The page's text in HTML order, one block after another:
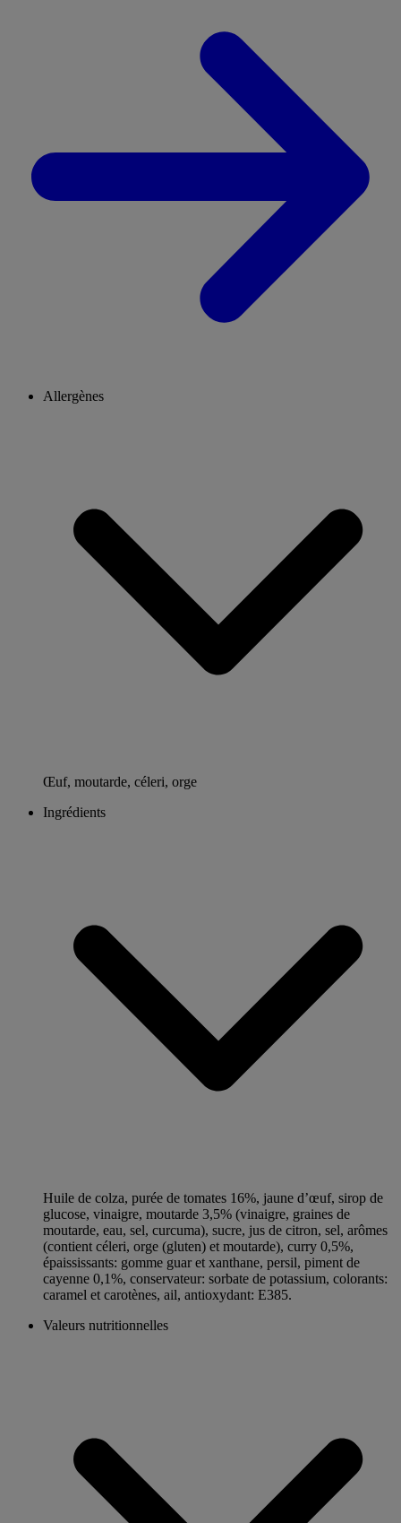
Allergènes
Œuf, moutarde, céleri, orge
Ingrédients
Huile de colza, purée de tomates 16%, jaune d’œuf, sirop de
glucose, vinaigre, moutarde 3,5% (vinaigre, graines de
moutarde, eau, sel, curcuma), sucre, jus de citron, sel, arômes
(contient céleri, orge (gluten) et moutarde), curry 0,5%,
épaississants: gomme guar et xanthane, persil, piment de
cayenne 0,1%, conservateur: sorbate de potassium, colorants:
caramel et carotènes, ail, antioxydant: E385.
Valeurs nutritionnelles